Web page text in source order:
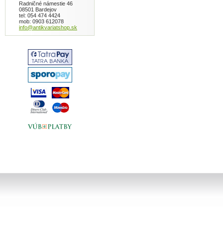
Radničné námestie 46
08501 Bardejov
tel: 054 474 4424
mob: 0903 612078
info@antikvariatshop.sk